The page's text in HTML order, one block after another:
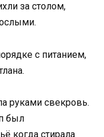
за столом,
с питанием,
руками свекровь.
был
когда стирала